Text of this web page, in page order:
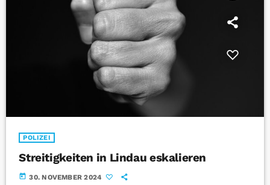
POLIZEI
Streitigkeiten in Lindau eskalieren
today 30. NOVEMBER 2024